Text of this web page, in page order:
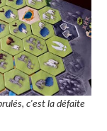
c'est la défaite